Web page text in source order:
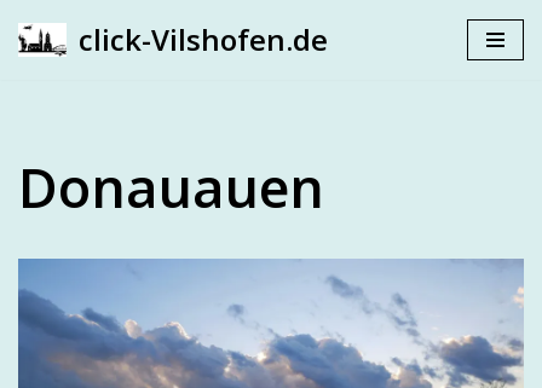
click-Vilshofen.de
Donauauen